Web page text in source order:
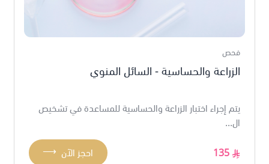
فحص
الزراعة والحساسية - السائل المنوي
يتم إجراء اختبار الزراعة والحساسية للمساعدة في تشخيص
ال...
135
⟶ احجز الآن